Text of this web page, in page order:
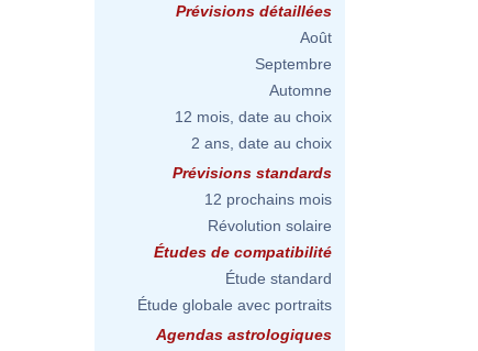
Prévisions détaillées
Août
Septembre
Automne
12 mois, date au choix
2 ans, date au choix
Prévisions standards
12 prochains mois
Révolution solaire
Études de compatibilité
Étude standard
Étude globale avec portraits
Agendas astrologiques